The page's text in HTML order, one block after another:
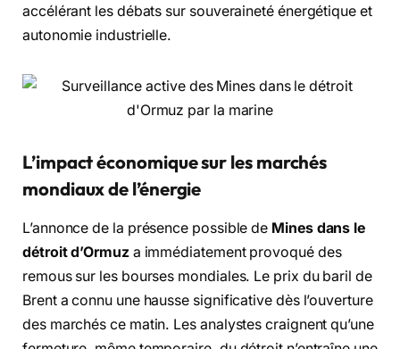
accélérant les débats sur souveraineté énergétique et
autonomie industrielle.
L’impact économique sur les marchés
mondiaux de l’énergie
L’annonce de la présence possible de Mines dans le
détroit d’Ormuza immédiatement provoqué des
remous sur les bourses mondiales. Le prix du baril de
Brent a connu une hausse significative dès l’ouverture
des marchés ce matin. Les analystes craignent qu’une